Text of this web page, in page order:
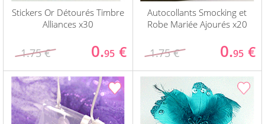
Stickers Or Détourés Timbre
Alliances x30
1.75 € 0.95 €
Autocollants Smocking et
Robe Mariée Ajourés x20
1.75 € 0.95 €